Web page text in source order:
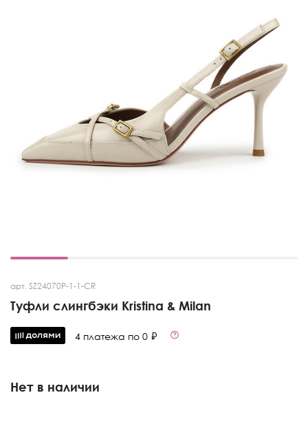
арт. SZ24070P-1-1-CR
Туфли слингбэки Kristina & Milan
4 платежа по 0 ₽
Нет в наличии